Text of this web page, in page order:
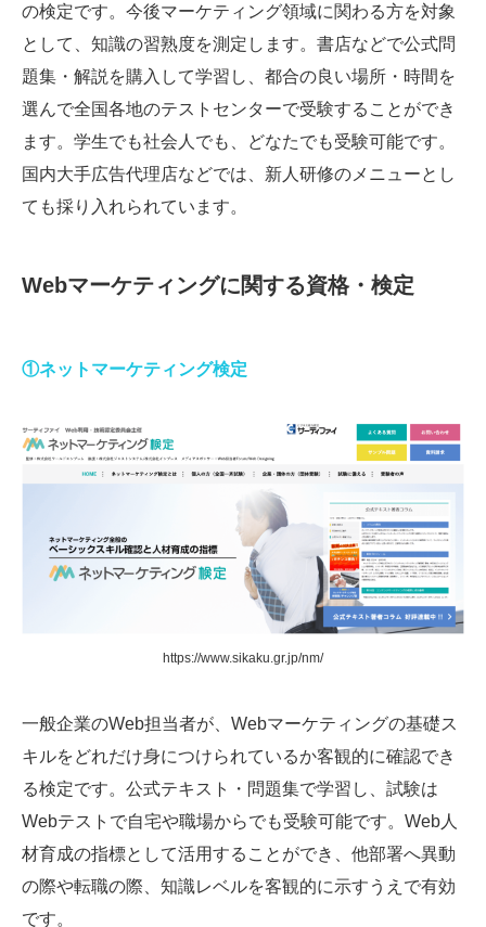
の検定です。今後マーケティング領域に関わる方を対象
として、知識の習熟度を測定します。書店などで公式問
題集・解説を購入して学習し、都合の良い場所・時間を
選んで全国各地のテストセンターで受験することができ
ます。学生でも社会人でも、どなたでも受験可能です。
国内大手広告代理店などでは、新人研修のメニューとし
ても採り入れられています。
Webマーケティングに関する資格・検定
①ネットマーケティング検定
https://www.sikaku.gr.jp/nm/
一般企業のWeb担当者が、Webマーケティングの基礎ス
キルをどれだけ身につけられているか客観的に確認でき
る検定です。公式テキスト・問題集で学習し、試験は
Webテストで自宅や職場からでも受験可能です。Web人
材育成の指標として活用することができ、他部署へ異動
の際や転職の際、知識レベルを客観的に示すうえで有効
です。